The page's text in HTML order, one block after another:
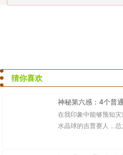
猜你喜欢
神秘第六感：4个普
在我印象中能够预知
水晶球的吉普赛人，总